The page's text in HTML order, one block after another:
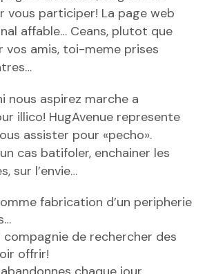
vous participer! La page web
affable… Ceans, plutot que
vos amis, toi-meme prises
nous aspirez marche a
illico! HugAvenue represente
assister pour «pecho».
cas batifoler, enchainer les
sur l’envie…
fabrication d’un peripherie
de rechercher des
offrir!